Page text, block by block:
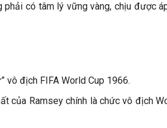
phải có tâm lý vững vàng, chịu được
vô địch FIFA World Cup 1966.
của Ramsey chính là chức vô địch